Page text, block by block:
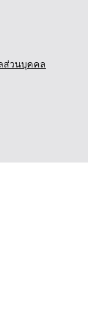
ส่วนบุคคล